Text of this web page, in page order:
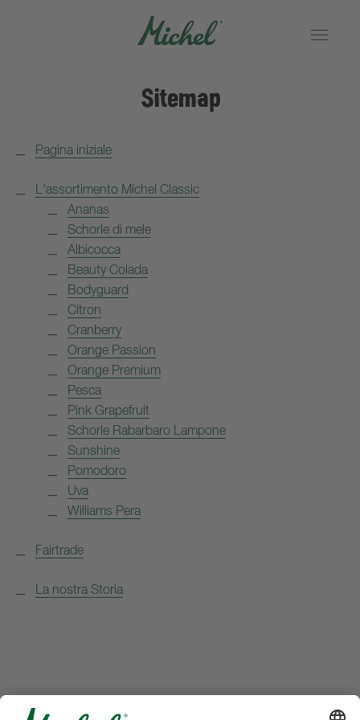
Sitemap
Pagina iniziale
L'assortimento Michel Classic
Ananas
Schorle di mele
Albicocca
Beauty Colada
Bodyguard
Citron
Cranberry
Orange Passion
Orange Premium
Pesca
Pink Grapefruit
Schorle Rabarbaro Lampone
Sunshine
Pomodoro
Uva
Williams Pera
Fairtrade
La nostra Storia